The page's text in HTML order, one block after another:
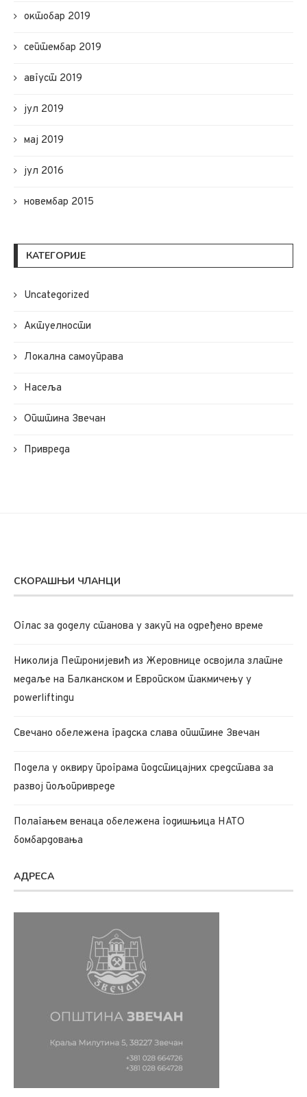
октобар 2019
септембар 2019
август 2019
јул 2019
мај 2019
јул 2016
новембар 2015
КАТЕГОРИЈЕ
Uncategorized
Актуелности
Локална самоуправа
Насеља
Општина Звечан
Привреда
СКОРАШЊИ ЧЛАНЦИ
Oглас за доделу станова у закуп на одређено време
Николија Петронијевић из Жеровнице освојила златне
медаље на Балканском и Европском такмичењу у
powerliftingu
Свечано обележена градска слава општине Звечан
Подела у оквиру програма подстицајних средстава за
развој пољопривреде
Полагањем венаца обележена годишњица НАТО
бомбардовања
АДРЕСА